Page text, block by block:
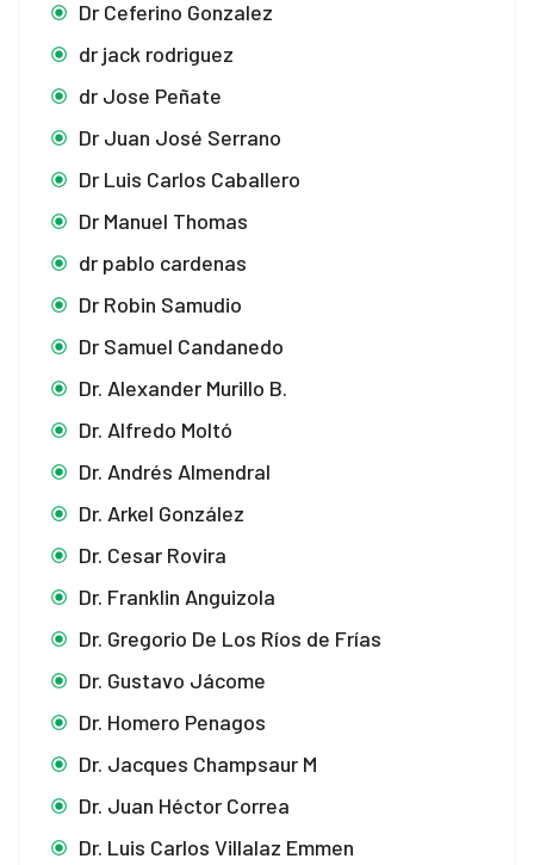
Dr Ceferino Gonzalez
dr jack rodriguez
dr Jose Peñate
Dr Juan José Serrano
Dr Luis Carlos Caballero
Dr Manuel Thomas
dr pablo cardenas
Dr Robin Samudio
Dr Samuel Candanedo
Dr. Alexander Murillo B.
Dr. Alfredo Moltó
Dr. Andrés Almendral
Dr. Arkel González
Dr. Cesar Rovira
Dr. Franklin Anguizola
Dr. Gregorio De Los Ríos de Frías
Dr. Gustavo Jácome
Dr. Homero Penagos
Dr. Jacques Champsaur M
Dr. Juan Héctor Correa
Dr. Luis Carlos Villalaz Emmen